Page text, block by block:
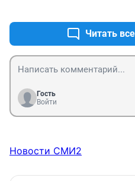
воровать. Это уже очень
ГИБДД рядом с вами это
этот бардак? До каких
басне " лебедь, рак и щука"
будет делаться? Зимой не
перекрывают, ремонт без
месяцев хватает, а
бетонными блоками? У
Читать
Гость
Войти
Новости СМИ2